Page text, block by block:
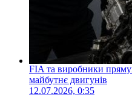
FIA та виробники
майбутнє двигунів
12.07.2026, 0:35